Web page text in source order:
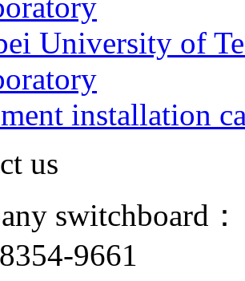
University of
installation
us
switchboard：
9661